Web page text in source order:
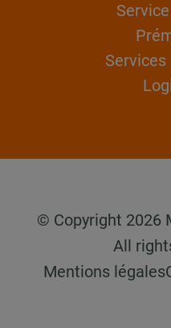
© Copyright 2026
All
Mentions légales